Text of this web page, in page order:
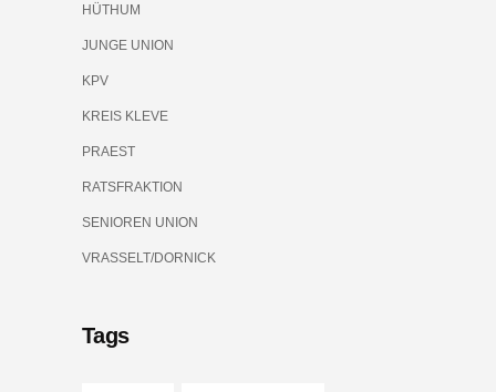
HÜTHUM
JUNGE UNION
KPV
KREIS KLEVE
PRAEST
RATSFRAKTION
SENIOREN UNION
VRASSELT/DORNICK
Tags